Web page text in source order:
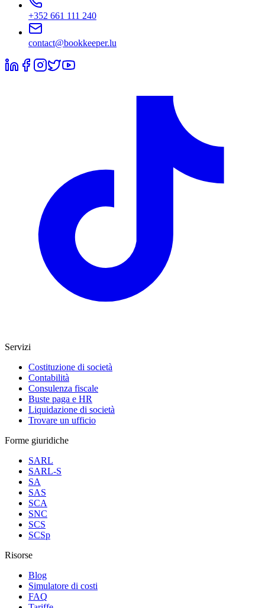
+352 661 111 240
contact@bookkeeper.lu
Servizi
Costituzione di società
Contabilità
Consulenza fiscale
Buste paga e HR
Liquidazione di società
Trovare un ufficio
Forme giuridiche
SARL
SARL-S
SA
SAS
SCA
SNC
SCS
SCSp
Risorse
Blog
Simulatore di costi
FAQ